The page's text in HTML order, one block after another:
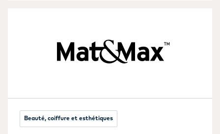
Beauté, coiffure et esthétiques